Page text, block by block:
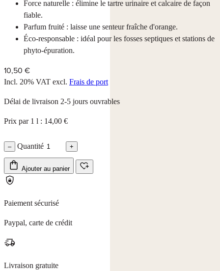
Force naturelle : élimine le tartre urinaire et calcaire de façon
fiable.
Parfum fruité : laisse une senteur fraîche d'orange.
Éco-responsable : idéal pour les fosses septiques et stations de
phyto-épuration.
10,50 €
Incl. 20% VAT excl. Frais de port
Délai de livraison 2-5 jours ouvrables
Prix par 1 l : 14,00 €
– Quantité +
Ajouter au panier
Paiement sécurisé
Paypal, carte de crédit
Livraison gratuite